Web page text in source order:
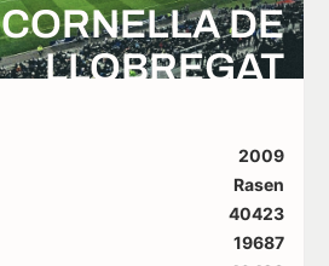
CORNELLA DE
LLOBREGAT
2009
Rasen
40423
19687